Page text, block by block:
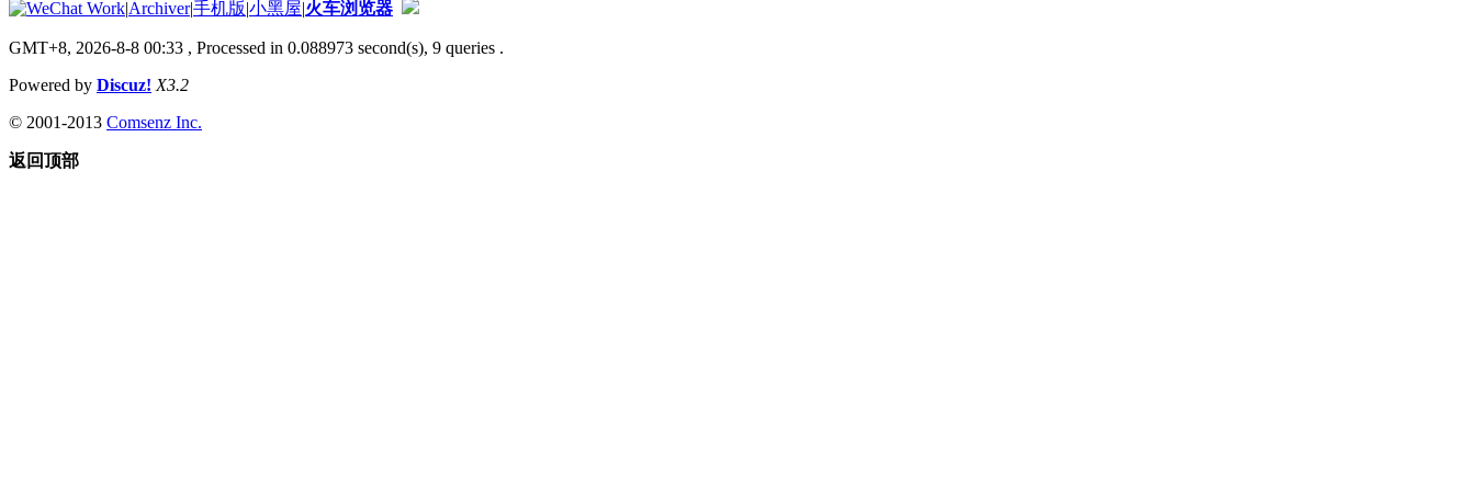
|Archiver|手机版|小黑屋|火车浏览器
GMT+8, 2026-8-8 00:33 , Processed in 0.088973 second(s), 9 queries .
Powered by Discuz! X3.2
© 2001-2013 Comsenz Inc.
返回顶部